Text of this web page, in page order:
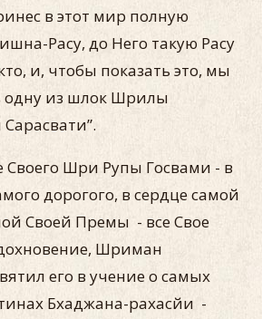
в этот мир полную
Расу, до Него такую Расу
и, чтобы показать это, мы
одну из шлок Шрилы
Своего Шри Рупы Госвами - в
дорогого, в сердце самой
Своей Премы - все Свое
Шриман
его в учение о самых
Бхаджана-рахасйи -